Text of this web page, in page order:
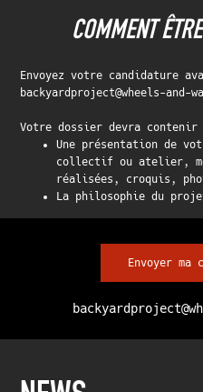
COMMENT
Envoyez votre candidature
backyardproject@wheels-and-
Votre dossier devra contenir
Une présentation de
collectif ou atelier,
réalisées, croquis,
La philosophie du projet
Envoyer ma